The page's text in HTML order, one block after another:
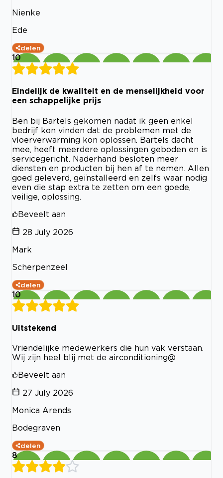
Nienke
Ede
delen
10
Eindelijk de kwaliteit en de menselijkheid voor
een schappelijke prijs
Ben bij Bartels gekomen nadat ik geen enkel
bedrijf kon vinden dat de problemen met de
vloerverwarming kon oplossen. Bartels dacht
mee, heeft meerdere oplossingen geboden en is
servicegericht. Naderhand besloten meer
diensten en producten bij hen af te nemen. Allen
goed geleverd, geïnstalleerd en zelfs waar nodig
even die stap extra te zetten om een goede,
veilige, oplossing.
Beveelt aan
28 July 2026
Mark
Scherpenzeel
delen
10
Uitstekend
Vriendelijke medewerkers die hun vak verstaan.
Wij zijn heel blij met de airconditioning@
Beveelt aan
27 July 2026
Monica Arends
Bodegraven
delen
8